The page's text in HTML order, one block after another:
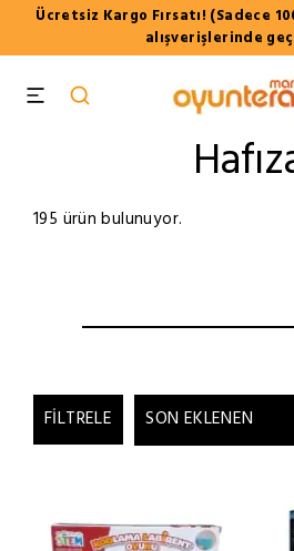
Ücretsiz Kargo Fırsatı! (Sadece
alışverişlerinde
195 ürün bulunuyor.
FILTRELE